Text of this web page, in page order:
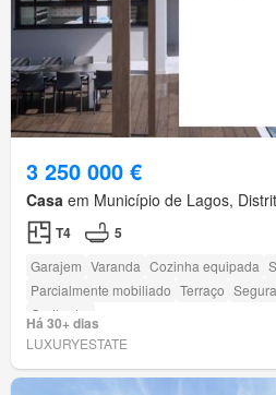
3 250 000 €
Casa em Município de Lagos,
T4 5
Garajem Varanda Cozinha equipada
Parcialmente mobiliado Terraço
Grelhador
Há 30+ dias
LUXURYESTATE